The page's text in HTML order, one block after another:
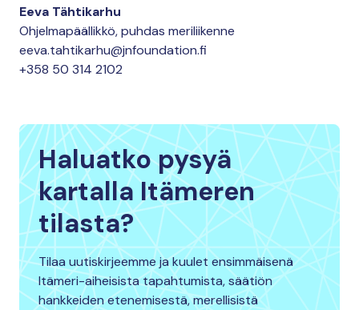
Eeva Tähtikarhu
Ohjelmapäällikkö, puhdas meriliikenne
eeva.tahtikarhu@jnfoundation.fi
+358 50 314 2102
Haluatko pysyä
kartalla Itämeren
tilasta?
Tilaa uutiskirjeemme ja kuulet ensimmäisenä
Itämeri-aiheisista tapahtumista, säätiön
hankkeiden etenemisestä, merellisistä